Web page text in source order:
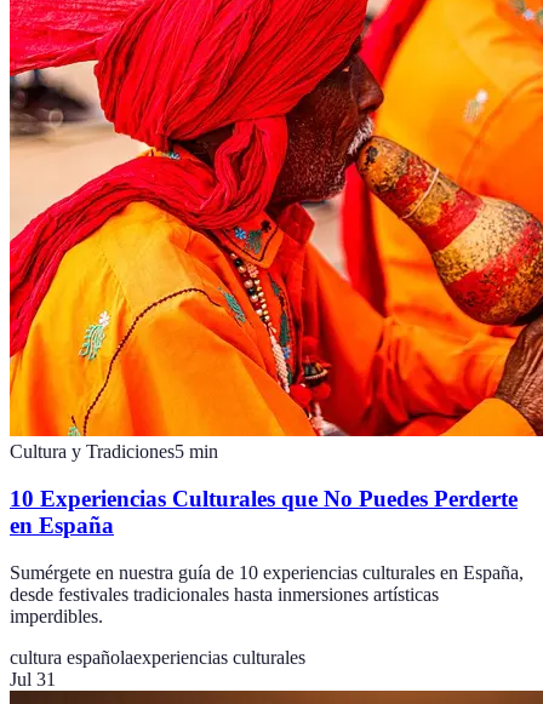
Cultura y Tradiciones5 min
10 Experiencias Culturales que No Puedes Perderte
en España
Sumérgete en nuestra guía de 10 experiencias culturales en España,
desde festivales tradicionales hasta inmersiones artísticas
imperdibles.
cultura españolaexperiencias culturales
Jul 31